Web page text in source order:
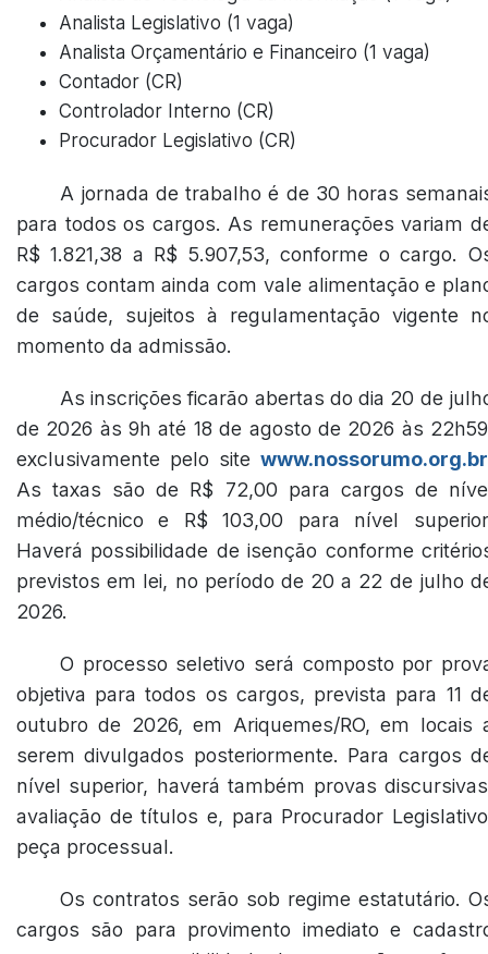
Analista Legislativo (1 vaga)
Analista Orçamentário e Financeiro (1 vaga)
Contador (CR)
Controlador Interno (CR)
Procurador Legislativo (CR)
A jornada de trabalho é de 30 horas
para todos os cargos. As remunerações variam
R$ 1.821,38 a R$ 5.907,53, conforme o cargo.
cargos contam ainda com vale alimentação e
de saúde, sujeitos à regulamentação vigente
momento da admissão.
As inscrições ficarão abertas do dia 20 de
de 2026 às 9h até 18 de agosto de 2026 às
exclusivamente pelo site www.nossorumo.org.br
As taxas são de R$ 72,00 para cargos de
médio/técnico e R$ 103,00 para nível
Haverá possibilidade de isenção conforme
previstos em lei, no período de 20 a 22 de julho
2026.
O processo seletivo será composto por
objetiva para todos os cargos, prevista para 11
outubro de 2026, em Ariquemes/RO, em locais
serem divulgados posteriormente. Para cargos
nível superior, haverá também provas
avaliação de títulos e, para Procurador
peça processual.
Os contratos serão sob regime estatutário.
cargos são para provimento imediato e